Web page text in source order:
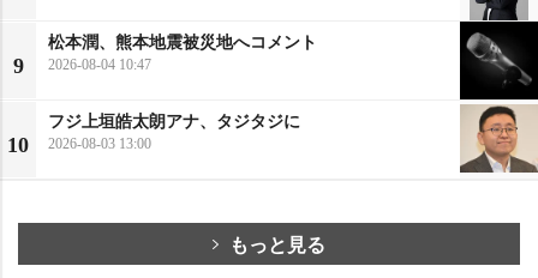
9
松本潤、熊本地震被災地へコメント
2026-08-04 10:47
10
フジ上垣皓太朗アナ、タジタジに
2026-08-03 13:00
もっと見る